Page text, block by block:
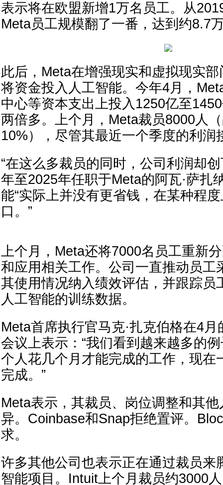
表示将在欧盟新增1万名员工。从
Meta员工规模翻了一番，达到约8.7
此后，Meta在增强现实和虚拟现实
将资金投入人工智能。今年4月，
中心等资本支出上投入1250亿至
两倍多。上个月，Meta裁员8000人
10%），尽管其最近一个季度的利润
“在这么多裁员的同时，公司利润却
年至2025年任职于Meta的阿瓦·萨扎
能“实际上并没有更省钱，在某种程
口。”
上个月，Meta还将7000名员工重新
和应用相关工作。公司一直推动员工
其使用情况纳入绩效评估，并跟踪员
人工智能的训练数据。
Meta首席执行官马克·扎克伯格在4
会议上表示：“我们看到越来越多的
个人花几个月才能完成的工作，现在
完成。”
Meta表示，其裁员、岗位调整和其
异。Coinbase和Snap拒绝置评。
求。
许多其他公司也表示正在通过裁员来
智能项目。Intuit上个月裁员约3000